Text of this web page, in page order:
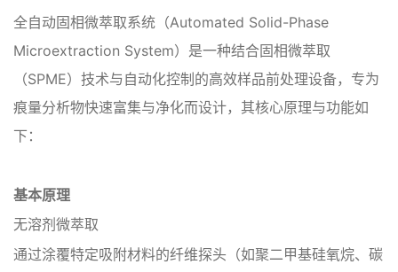
全自动固相微萃取系统（Automated Solid-Phase
Microextraction System）是一种结合固相微萃取
（SPME）技术与自动化控制的高效样品前处理设备，专为
痕量分析物‌快速富集与净化‌而设计，其核心原理与功能如
下：
基本原理‌
‌无溶剂微萃取‌
通过涂覆特定吸附材料的纤维探头（如聚二甲基硅氧烷、碳